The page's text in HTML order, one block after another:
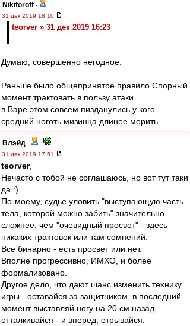
Nikiforoff -
31 дек 2019 18:10
teorver » 31 дек 2019 16:23
Думаю, совершенно негодное.
Раньше было общепринятое правило.Спорный
момент трактовать в пользу атаки.
в Варе этом совсем пизданулись.у кого
средний ноготь мизинца длинее мерить.
Влэйд -
31 дек 2019 17:51
teorver,
Нечасто с тобой не соглашаюсь, но вот тут таки
да :)
По-моему, судье уловить "выступающую часть
тела, которой можно забить" значительно
сложнее, чем "очевидный просвет" - здесь
никаких трактовок или там сомнений.
Все бинарно - есть просвет или нет.
Вполне прогрессивно, ИМХО, и более
формализовано.
Другое дело, что дают шанс изменить технику
игры - оставайся за защитником, в последний
момент выставляй ногу на 20 см назад,
отталкивайся - и вперед, отрывайся.